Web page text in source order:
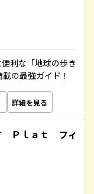
利な「地球の歩き
の最強ガイド！
詳細を見る
Ｐｌａｔ フィ